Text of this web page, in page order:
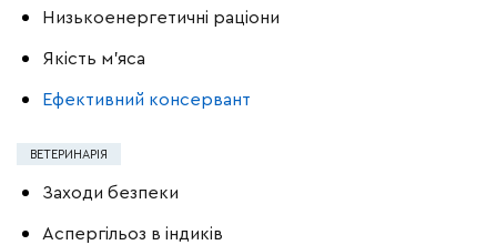
Низькоенергетичні раціони
Якість м’яса
Ефективний консервант
ВЕТЕРИНАРІЯ
Заходи безпеки
Аспергільоз в індиків